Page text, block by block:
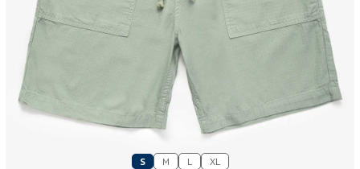
S M L XL